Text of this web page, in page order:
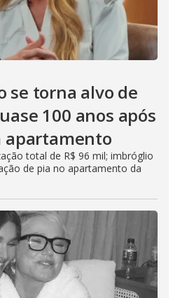
se torna alvo de
100 anos após
total de R$ 96 mil; imbróglio
de pia no apartamento da